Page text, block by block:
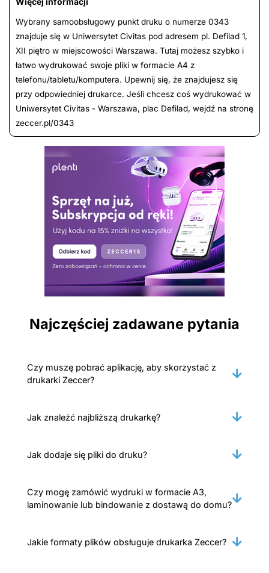
Wybrany samoobsługowy punkt druku o numerze 0343
znajduje się w Uniwersytet Civitas pod adresem pl. Defilad 1,
XII piętro w miejscowości Warszawa. Tutaj możesz szybko i
łatwo wydrukować swoje pliki w formacie A4 z
telefonu/tabletu/komputera. Upewnij się, że znajdujesz się
przy odpowiedniej drukarce. Jeśli chcesz coś wydrukować w
Uniwersytet Civitas - Warszawa, plac Defilad, wejdź na stronę
zeccer.pl/0343
Najczęściej zadawane pytania
Czy muszę pobrać aplikację, aby skorzystać z
drukarki Zeccer?
Jak znaleźć najbliższą drukarkę?
Jak dodaje się pliki do druku?
Czy mogę zamówić wydruki w formacie A3,
laminowanie lub bindowanie z dostawą do domu?
Jakie formaty plików obsługuje drukarka Zeccer?